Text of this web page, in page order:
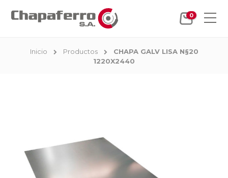
0
Inicio Productos
CHAPA GALV LISA N§20
1220X2440